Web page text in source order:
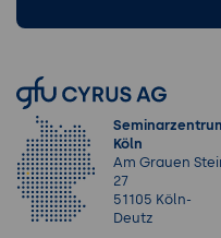
Köln
Am Grauen
27
51105 Köln-
Deutz